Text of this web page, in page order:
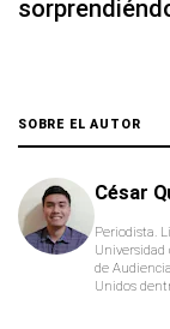
SOBRE EL AUTOR
César
Periodista.
de
Unidos